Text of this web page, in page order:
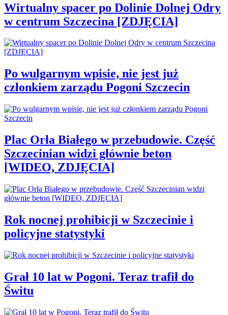
Wirtualny spacer po Dolinie Dolnej Odry
w centrum Szczecina [ZDJĘCIA]
Po wulgarnym wpisie, nie jest już
członkiem zarządu Pogoni Szczecin
Plac Orła Białego w przebudowie. Część
Szczecinian widzi głównie beton
[WIDEO, ZDJĘCIA]
Rok nocnej prohibicji w Szczecinie i
policyjne statystyki
Grał 10 lat w Pogoni. Teraz trafił do
Świtu